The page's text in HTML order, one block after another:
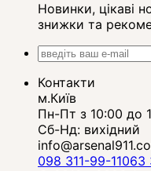
Новинки, цікаві
знижки та
Контакти
м.Київ
Пн-Пт з 10:00 до
Сб-Нд: вихідний
098 311-99-11063